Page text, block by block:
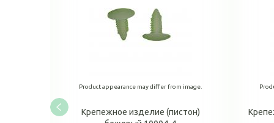
Product appearance may differ from image.
Крепежное изделие (пистон)